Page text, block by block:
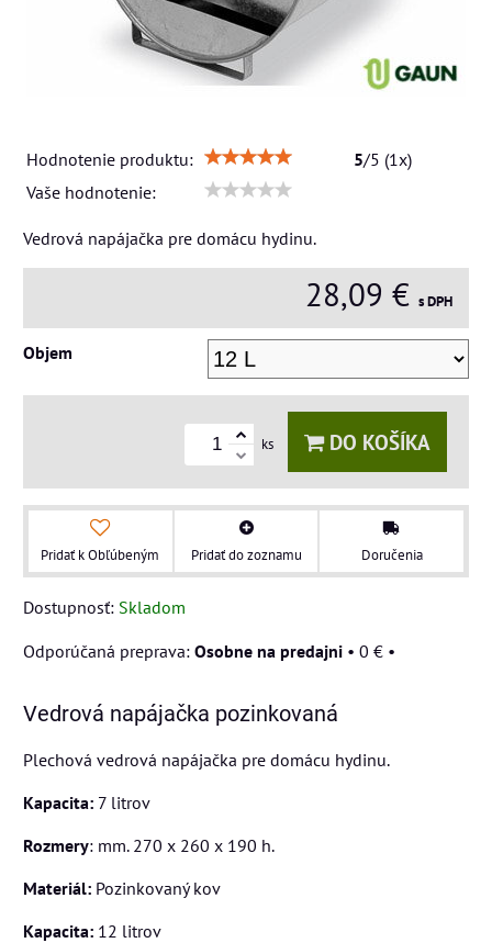
Hodnotenie produktu: 5/5 (1x)
Vaše hodnotenie:
Vedrová napájačka pre domácu hydinu.
28,09 € s DPH
Objem
ks DO KOŠÍKA
Pridať k Obľúbeným Pridať do zoznamu Doručenia
Dostupnosť: Skladom
Osobne na predajni • 0 € •
Vedrová napájačka pozinkovaná
Plechová vedrová napájačka pre domácu hydinu.
Kapacita: 7 litrov
Rozmery: mm. 270 x 260 x 190 h.
Materiál: Pozinkovaný kov
Kapacita: 12 litrov